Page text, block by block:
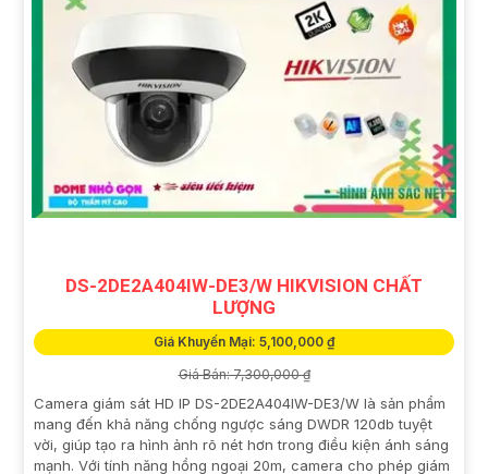
DS-2DE2A404IW-DE3/W HIKVISION CHẤT
LƯỢNG
Giá Khuyến Mại: 5,100,000 ₫
Giá Bán: 7,300,000 ₫
Camera giám sát HD IP DS-2DE2A404IW-DE3/W là sản phẩm
mang đến khả năng chống ngược sáng DWDR 120db tuyệt
vời, giúp tạo ra hình ảnh rõ nét hơn trong điều kiện ánh sáng
mạnh. Với tính năng hồng ngoại 20m, camera cho phép giám